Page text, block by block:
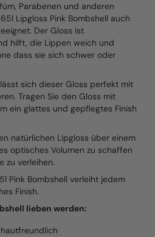
Parabenen und anderen
Lipgloss Pink Bombshell auch
Der Gloss ist
hilft, die Lippen weich und
dass sie sich schwer oder
sich dieser Gloss perfekt mit
Tragen Sie den Gloss mit
ein glattes und gepflegtes Finish
natürlichen Lipgloss über einem
optisches Volumen zu schaffen
zu verleihen.
Pink Bombshell verleiht jedem
Finish.
lieben werden: